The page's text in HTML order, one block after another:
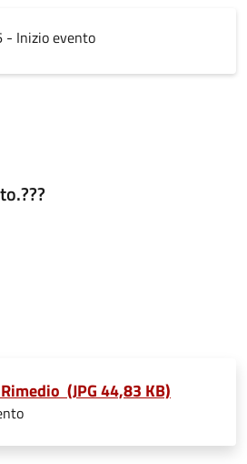
- Inizio evento
(JPG 44,83 KB)